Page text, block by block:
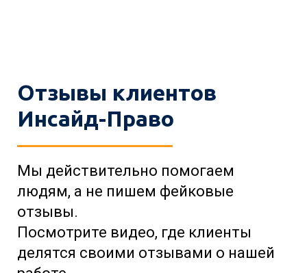
Отзывы клиентов
Инсайд-Право
Мы действительно помогаем
людям, а не пишем фейковые
отзывы.
Посмотрите видео, где клиенты
делятся своими отзывами о нашей